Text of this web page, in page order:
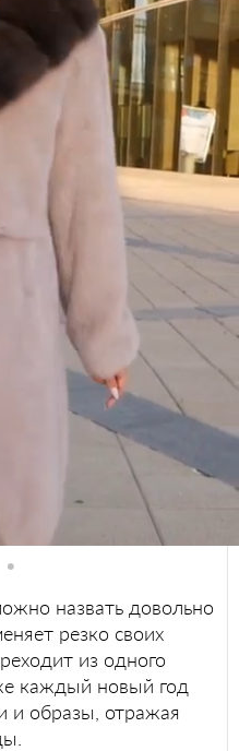
назвать довольно
резко своих
из одного
каждый новый год
и образы, отражая